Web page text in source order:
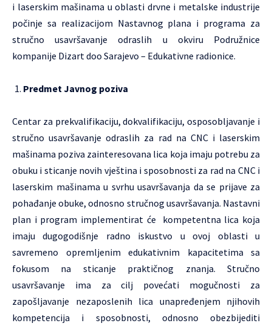
i laserskim mašinama u oblasti drvne i metalske industrije
počinje sa realizacijom Nastavnog plana i programa za
stručno usavršavanje odraslih u okviru Podružnice
kompanije Dizart doo Sarajevo – Edukativne radionice.
Predmet Javnog poziva
Centar za prekvalifikaciju, dokvalifikaciju, osposobljavanje i
stručno usavršavanje odraslih za rad na CNC i laserskim
mašinama poziva zainteresovana lica koja imaju potrebu za
obuku i sticanje novih vještina i sposobnosti za rad na CNC i
laserskim mašinama u svrhu usavršavanja da se prijave za
pohađanje obuke, odnosno stručnog usavršavanja. Nastavni
plan i program implementirat će kompetentna lica koja
imaju dugogodišnje radno iskustvo u ovoj oblasti u
savremeno opremljenim edukativnim kapacitetima sa
fokusom na sticanje praktičnog znanja. Stručno
usavršavanje ima za cilj povećati mogučnosti za
zapošljavanje nezaposlenih lica unapređenjem njihovih
kompetencija i sposobnosti, odnosno obezbijediti